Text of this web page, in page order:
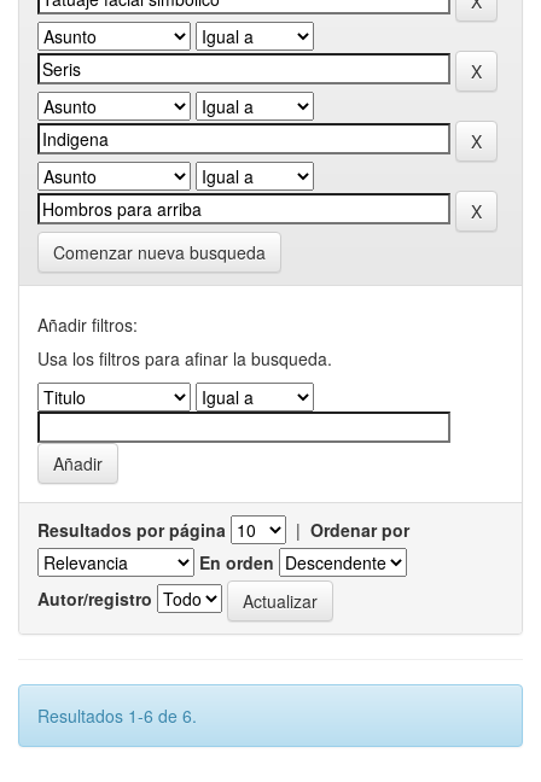
Comenzar nueva busqueda
Añadir filtros:
Usa los filtros para afinar la busqueda.
Resultados por página | Ordenar por
En orden
Autor/registro
Resultados 1-6 de 6.